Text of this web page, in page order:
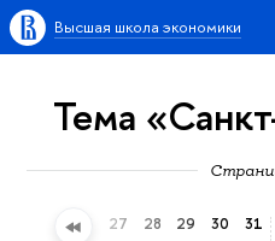
Высшая школа экономики
Тема
26 27 28 29 30 31